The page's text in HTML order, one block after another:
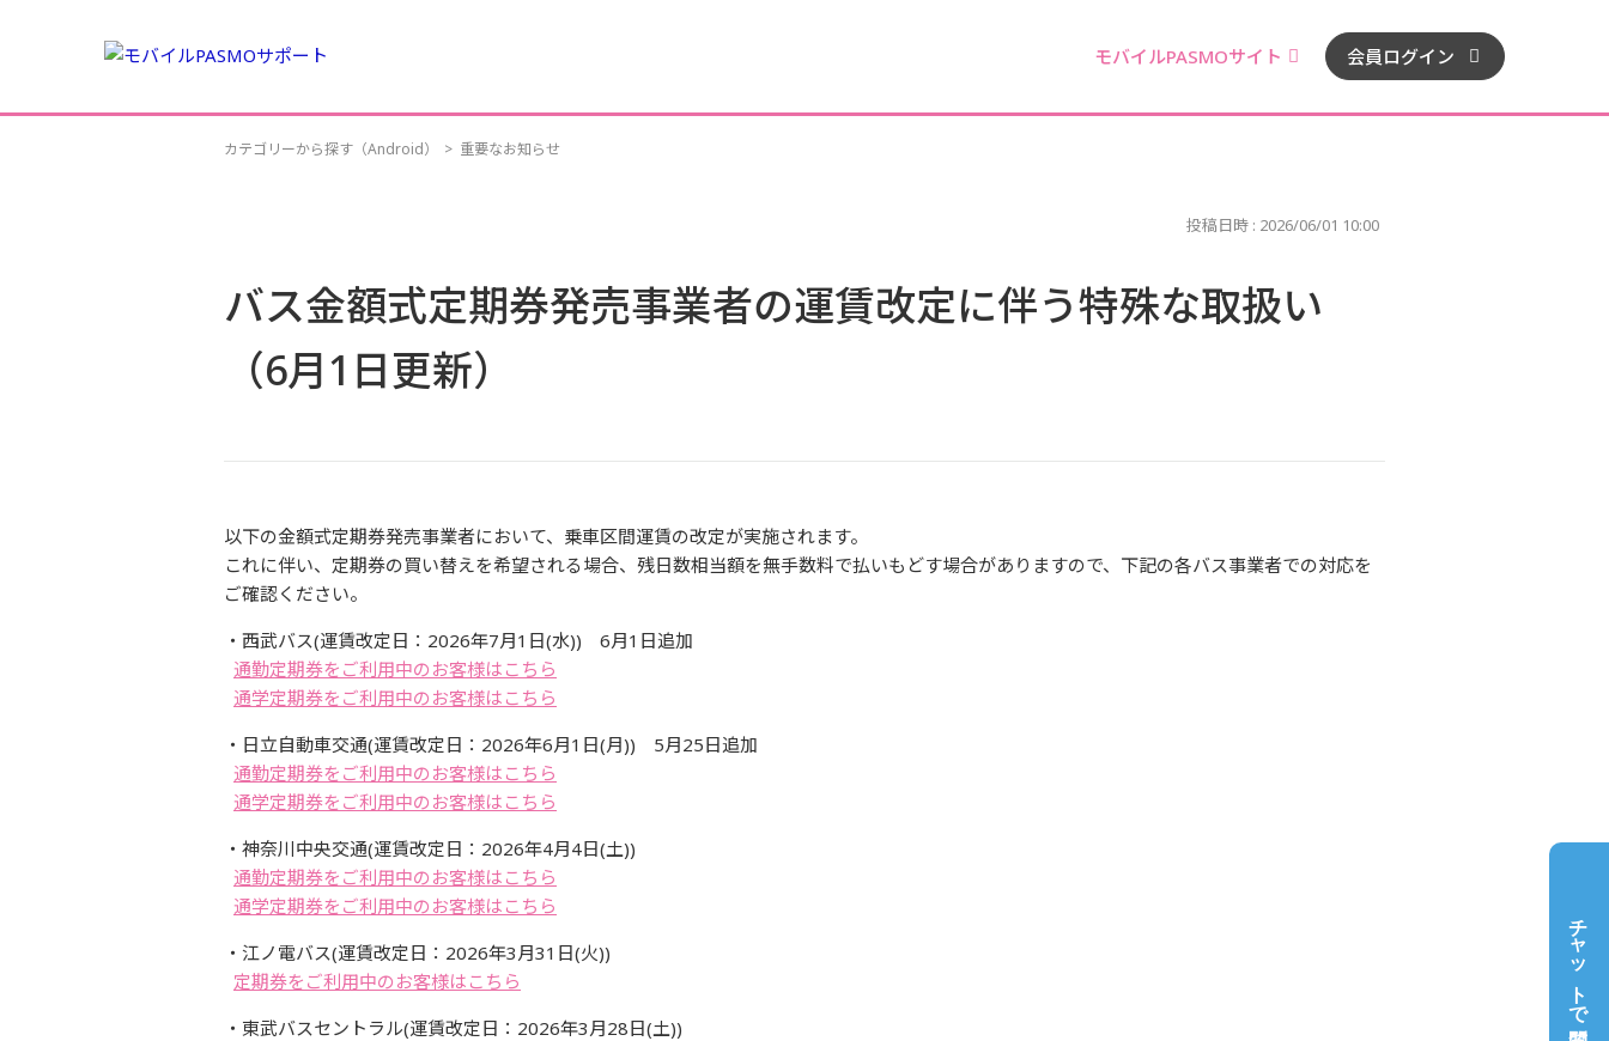
モバイルPASMOサイト 会員ログイン
チャットで質問
カテゴリーから探す（Android） > 重要なお知らせ
投稿日時 : 2026/06/01 10:00
バス金額式定期券発売事業者の運賃改定に伴う特殊な取扱い
（6月1日更新）
以下の金額式定期券発売事業者において、乗車区間運賃の改定が実施されます。
これに伴い、定期券の買い替えを希望される場合、残日数相当額を無手数料で払いもどす場合がありますので、下記の各バス事業者での対応を
ご確認ください。
・西武バス(運賃改定日：2026年7月1日(水)) 6月1日追加
通勤定期券をご利用中のお客様はこちら
通学定期券をご利用中のお客様はこちら
・日立自動車交通(運賃改定日：2026年6月1日(月)) 5月25日追加
通勤定期券をご利用中のお客様はこちら
通学定期券をご利用中のお客様はこちら
・神奈川中央交通(運賃改定日：2026年4月4日(土))
通勤定期券をご利用中のお客様はこちら
通学定期券をご利用中のお客様はこちら
・江ノ電バス(運賃改定日：2026年3月31日(火))
定期券をご利用中のお客様はこちら
・東武バスセントラル(運賃改定日：2026年3月28日(土))